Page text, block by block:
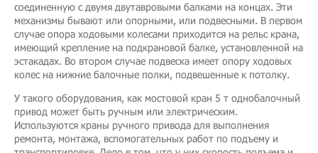
соединенную с двумя двутавровыми балками на концах. Эти
механизмы бывают или опорными, или подвесными. В первом
случае опора ходовыми колесами приходится на рельс крана,
имеющий крепление на подкрановой балке, установленной на
эстакадах. Во втором случае подвеска имеет опору ходовых
колес на нижние балочные полки, подвешенные к потолку.
У такого оборудования, как мостовой кран 5 т однобалочный
привод может быть ручным или электрическим.
Используются краны ручного привода для выполнения
ремонта, монтажа, вспомогательных работ по подъему и